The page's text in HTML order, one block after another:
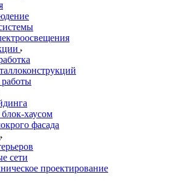
хаусом
фасада
сети
проектирование